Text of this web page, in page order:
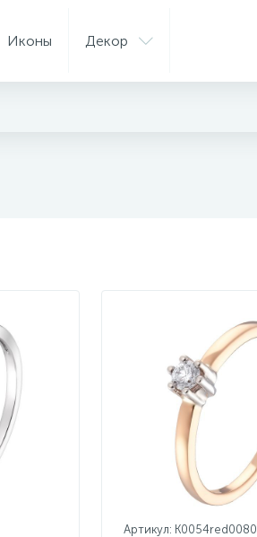
Иконы Декор
Артикул: K0054red0080